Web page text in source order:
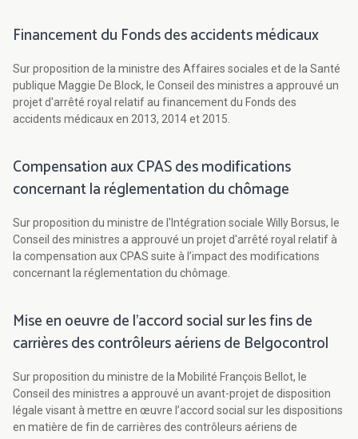
Financement du Fonds des accidents médicaux
Sur proposition de la ministre des Affaires sociales et de la Santé
publique Maggie De Block, le Conseil des ministres a approuvé un
projet d'arrêté royal relatif au financement du Fonds des
accidents médicaux en 2013, 2014 et 2015.
Compensation aux CPAS des modifications
concernant la réglementation du chômage
Sur proposition du ministre de l'Intégration sociale Willy Borsus, le
Conseil des ministres a approuvé un projet d'arrêté royal relatif à
la compensation aux CPAS suite à l’impact des modifications
concernant la réglementation du chômage.
Mise en oeuvre de l'accord social sur les fins de
carrières des contrôleurs aériens de Belgocontrol
Sur proposition du ministre de la Mobilité François Bellot, le
Conseil des ministres a approuvé un avant-projet de disposition
légale visant à mettre en œuvre l’accord social sur les dispositions
en matière de fin de carrières des contrôleurs aériens de